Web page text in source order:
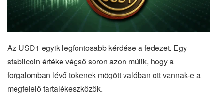
Az USD1 egyik legfontosabb kérdése a fedezet. Egy
stabilcoin értéke végső soron azon múlik, hogy a
forgalomban lévő tokenek mögött valóban ott vannak-e a
megfelelő tartalékeszközök.